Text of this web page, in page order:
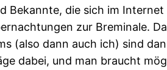
Bekannte, die sich im
zur Breminale.
(also dann auch ich) sind
dabei, und man braucht